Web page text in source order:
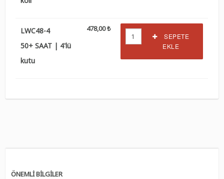
LWC48-4
50+ SAAT | 4'lü
kutu
478,00 ₺
SEPETE
EKLE
ÖNEMLİ BİLGİLER